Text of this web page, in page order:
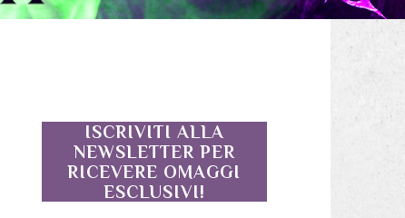
ISCRIVITI ALLA
NEWSLETTER PER
RICEVERE OMAGGI
ESCLUSIVI!